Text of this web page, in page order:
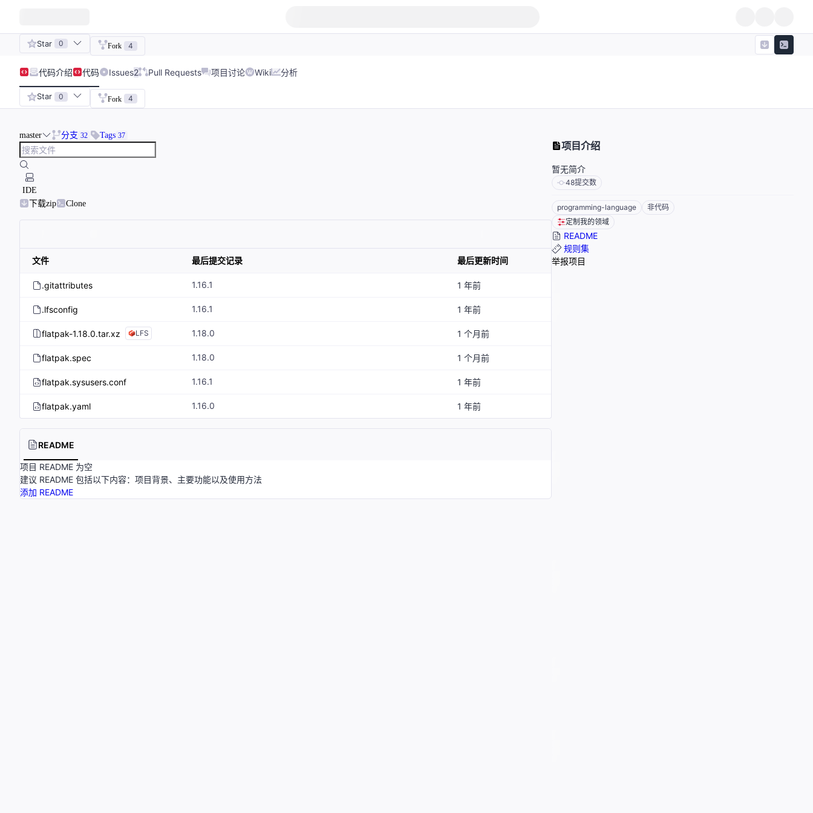
Star 0 Fork 4
代码介绍 代码 Issues2 Pull Requests 项目讨论 Wiki 分析
Star 0 Fork 4
master 分支 32 Tags 37
IDE
下载zip
Clone
文件 最后提交记录 最后更新时间
.gitattributes 1.16.1 1 年前
.lfsconfig 1.16.1 1 年前
flatpak-1.18.0.tar.xz LFS 1.18.0 1 个月前
flatpak.spec 1.18.0 1 个月前
flatpak.sysusers.conf 1.16.1 1 年前
flatpak.yaml 1.16.0 1 年前
README
项目 README 为空
建议 README 包括以下内容：项目背景、主要功能以及使用方法
添加 README
项目介绍
暂无简介
48提交数
programming-language
非代码
定制我的领域
README
规则集
举报项目